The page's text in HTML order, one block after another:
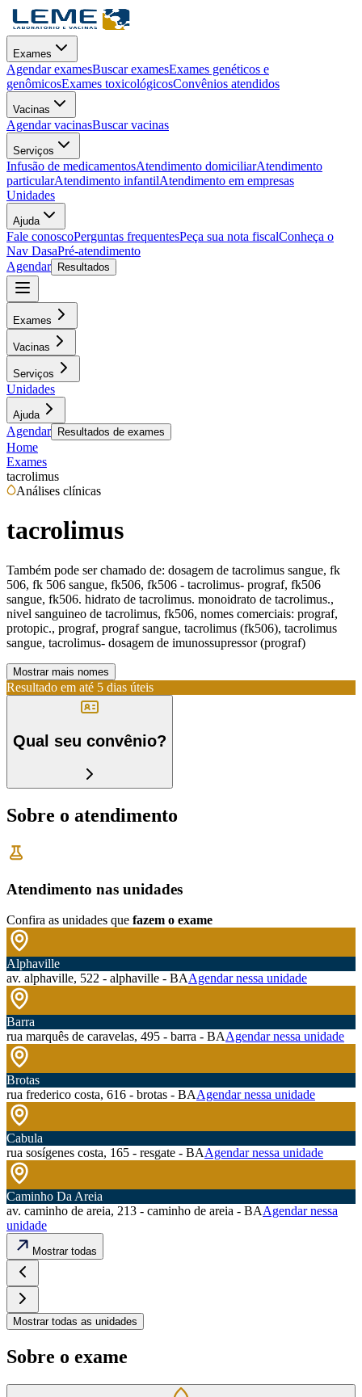
Exames
Agendar examesBuscar examesExames genéticos e
genômicosExames toxicológicosConvênios atendidos
Vacinas
Agendar vacinasBuscar vacinas
Serviços
Infusão de medicamentosAtendimento domiciliarAtendimento
particularAtendimento infantilAtendimento em empresas
Unidades
Ajuda
Fale conoscoPerguntas frequentesPeça sua nota fiscalConheça o
Nav DasaPré-atendimento
Agendar
Resultados
Exames
Vacinas
Serviços
Unidades
Ajuda
Agendar Resultados de exames
Home
Exames
tacrolimus
Análises clínicas
tacrolimus
Também pode ser chamado de: dosagem de tacrolimus sangue, fk
506, fk 506 sangue, fk506, fk506 - tacrolimus- prograf, fk506
sangue, fk506. hidrato de tacrolimus. monoidrato de tacrolimus.,
nivel sanguineo de tacrolimus, fk506, nomes comerciais: prograf,
protopic., prograf, prograf sangue, tacrolimus (fk506), tacrolimus
sangue, tacrolimus- dosagem de imunossupressor (prograf)
Mostrar mais nomes
Resultado em até 5 dias úteis
Qual seu convênio?
Sobre o atendimento
Atendimento nas unidades
Confira as unidades que fazem o exame
Alphaville
av. alphaville, 522 - alphaville - BAAgendar nessa unidade
Barra
rua marquês de caravelas, 495 - barra - BAAgendar nessa unidade
Brotas
rua frederico costa, 616 - brotas - BAAgendar nessa unidade
Cabula
rua sosígenes costa, 165 - resgate - BAAgendar nessa unidade
Caminho Da Areia
av. caminho de areia, 213 - caminho de areia - BAAgendar nessa
unidade
Mostrar todas
Mostrar todas as unidades
Sobre o exame